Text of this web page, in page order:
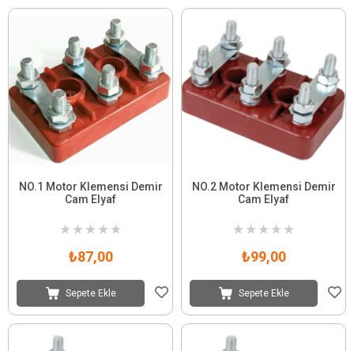
NO.1 Motor Klemensi Demir
Cam Elyaf
★ ★ ★ ★ ★
₺87,00
Sepete Ekle
NO.2 Motor Klemensi Demir
Cam Elyaf
★ ★ ★ ★ ★
₺99,00
Sepete Ekle